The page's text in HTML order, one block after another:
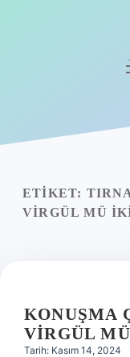
Yasal Uyarı
ETIKET:
VIRGÜL MÜ
KONUŞMA
VIRGÜL
Tarih: Kasım 14, 2024